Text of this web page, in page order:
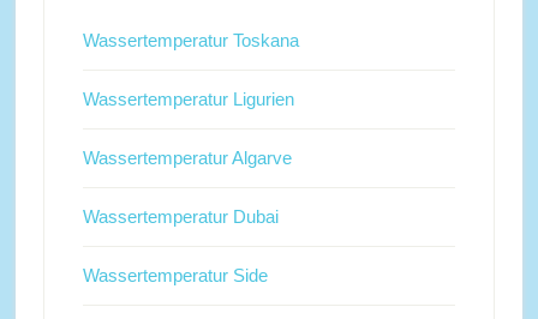
Wassertemperatur Toskana
Wassertemperatur Ligurien
Wassertemperatur Algarve
Wassertemperatur Dubai
Wassertemperatur Side